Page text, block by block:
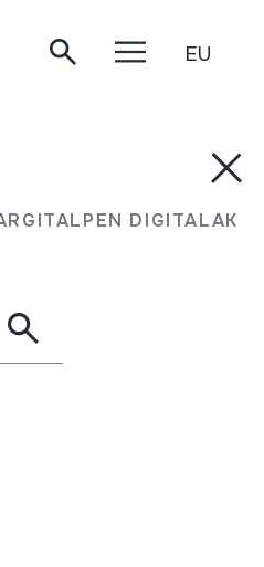
DIGITALAK
EU